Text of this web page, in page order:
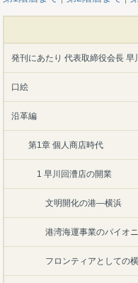
発刊にあたり 代表取締役会長
口絵
沿革編
第1章 個人商店時代
1 早川回漕店の開業
文明開化の港―横浜
港湾海運事業のパイオ
フロンティアとしての